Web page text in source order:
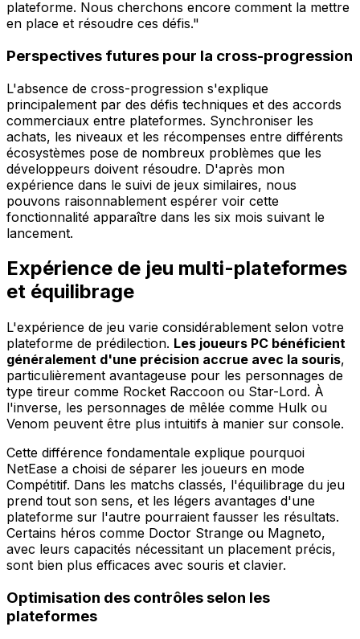
plateforme. Nous cherchons encore comment la mettre
en place et résoudre ces défis."
Perspectives futures pour la cross-progression
L'absence de cross-progression s'explique
principalement par des défis techniques et des accords
commerciaux entre plateformes. Synchroniser les
achats, les niveaux et les récompenses entre différents
écosystèmes pose de nombreux problèmes que les
développeurs doivent résoudre. D'après mon
expérience dans le suivi de jeux similaires, nous
pouvons raisonnablement espérer voir cette
fonctionnalité apparaître dans les six mois suivant le
lancement.
Expérience de jeu multi-plateformes
et équilibrage
L'expérience de jeu varie considérablement selon votre
plateforme de prédilection. Les joueurs PC bénéficient
généralement d'une précision accrue avec la souris,
particulièrement avantageuse pour les personnages de
type tireur comme Rocket Raccoon ou Star-Lord. À
l'inverse, les personnages de mêlée comme Hulk ou
Venom peuvent être plus intuitifs à manier sur console.
Cette différence fondamentale explique pourquoi
NetEase a choisi de séparer les joueurs en mode
Compétitif. Dans les matchs classés, l'équilibrage du jeu
prend tout son sens, et les légers avantages d'une
plateforme sur l'autre pourraient fausser les résultats.
Certains héros comme Doctor Strange ou Magneto,
avec leurs capacités nécessitant un placement précis,
sont bien plus efficaces avec souris et clavier.
Optimisation des contrôles selon les
plateformes